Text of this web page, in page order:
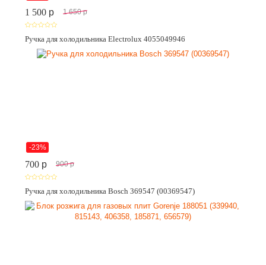
1 500 p 1 650 p
Ручка для холодильника Electrolux 4055049946
-23%
700 p 900 p
Ручка для холодильника Bosch 369547 (00369547)